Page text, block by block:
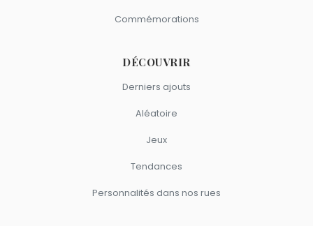
Commémorations
DÉCOUVRIR
Derniers ajouts
Aléatoire
Jeux
Tendances
Personnalités dans nos rues